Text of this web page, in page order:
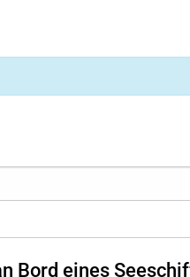
Bord eines